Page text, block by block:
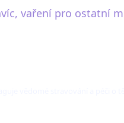
vaření pro ostatní